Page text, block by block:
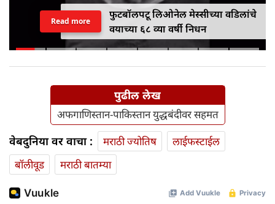
फुटबॉलपटू लिओनेल मेस्सीच्या वडिलांचे
वयाच्या ६८ व्या वर्षी निधन
Read more
पुढील लेख
अफगाणिस्तान-पाकिस्तान युद्धबंदीवर सहमत
वेबदुनिया वर वाचा : मराठी ज्योतिष
लाईफस्टाईल
बॉलीवूड
मराठी बातम्या